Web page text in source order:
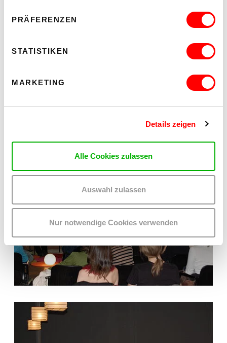
PRÄFERENZEN
STATISTIKEN
MARKETING
Details zeigen
Alle Cookies zulassen
Auswahl zulassen
Nur notwendige Cookies verwenden